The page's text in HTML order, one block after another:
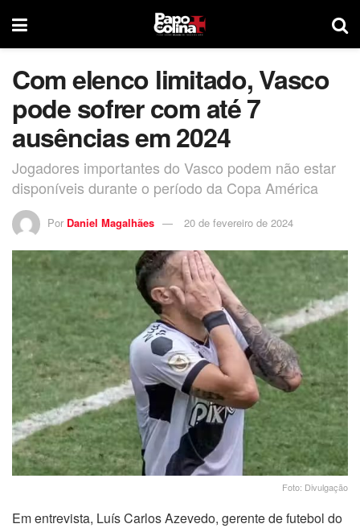
Com elenco limitado, Vasco
pode sofrer com até 7
ausências em 2024
Jogadores importantes do Vasco podem não estar
disponíveis durante o período da Copa América
Por Daniel Magalhães 20 de fevereiro de 2024
Foto: Divulgação
Em entrevista, Luís Carlos Azevedo, gerente de futebol do